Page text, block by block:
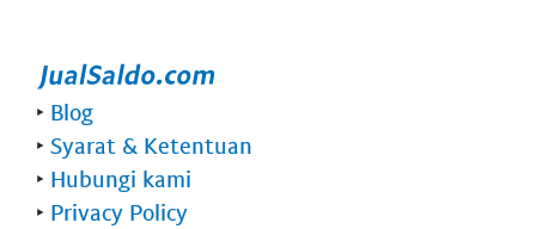
‣ Blog
‣ Syarat & Ketentuan
‣ Hubungi kami
‣ Privacy Policy